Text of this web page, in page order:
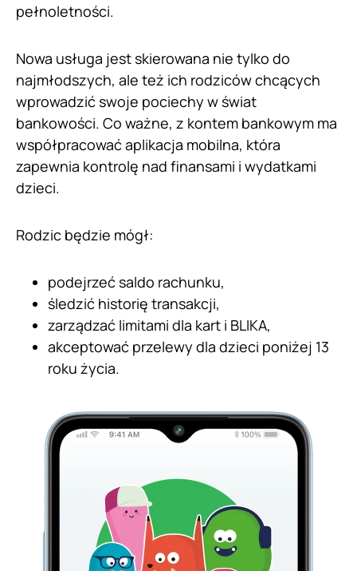
pełnoletności.
Nowa usługa jest skierowana nie tylko do
najmłodszych, ale też ich rodziców chcących
wprowadzić swoje pociechy w świat
bankowości. Co ważne, z kontem bankowym ma
współpracować aplikacja mobilna, która
zapewnia kontrolę nad finansami i wydatkami
dzieci.
Rodzic będzie mógł:
podejrzeć saldo rachunku,
śledzić historię transakcji,
zarządzać limitami dla kart i BLIKA,
akceptować przelewy dla dzieci poniżej 13
roku życia.